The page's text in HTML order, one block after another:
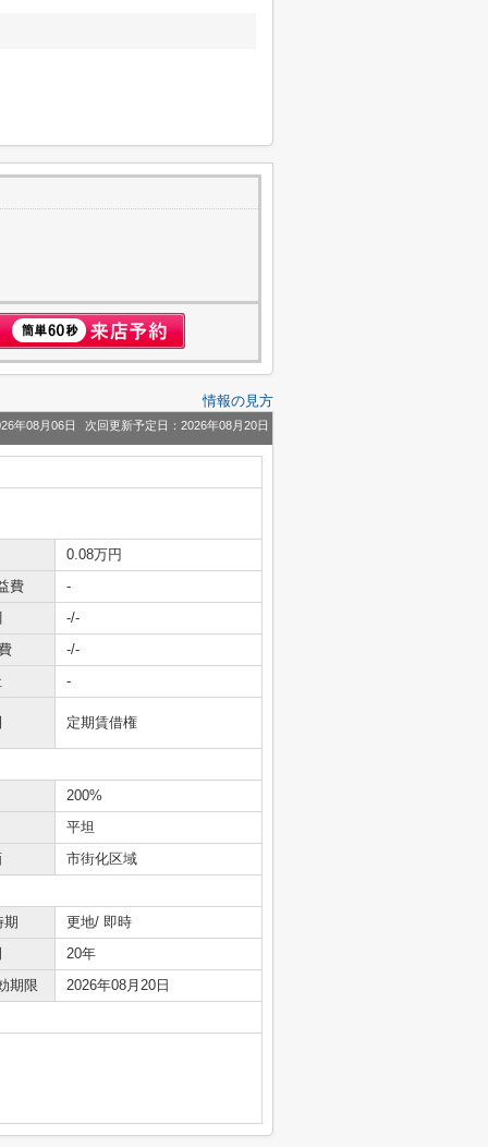
情報の見方
年08月06日 次回更新予定日：2026年08月20日
0.08万円
費
-
-/-
-/-
-
定期賃借権
200%
平坦
市街化区域
期
更地/ 即時
20年
期限
2026年08月20日